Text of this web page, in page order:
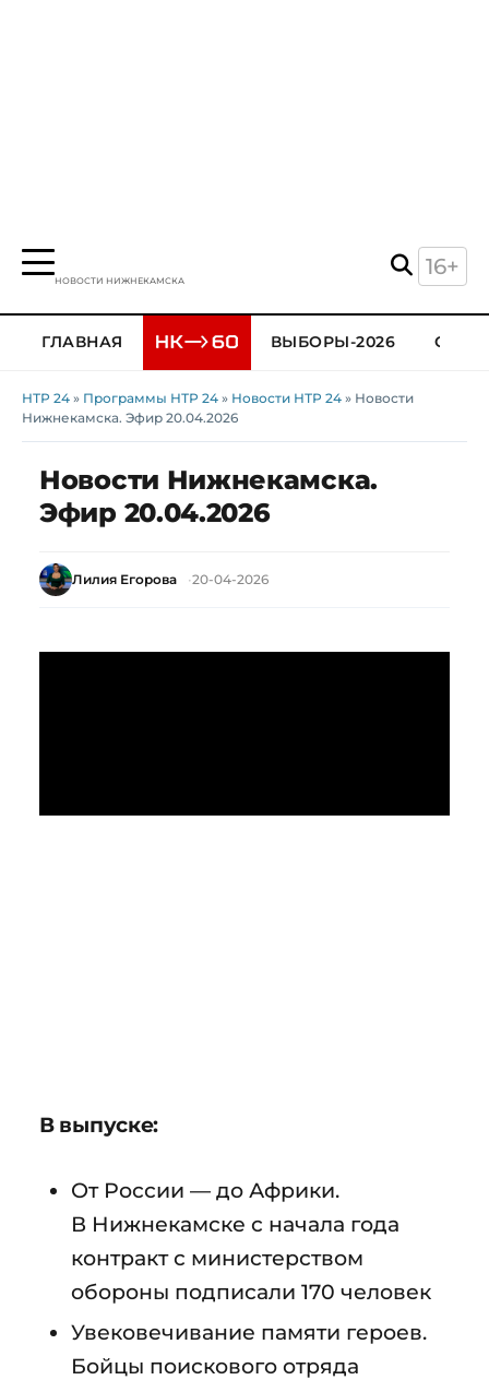
НОВОСТИ НИЖНЕКАМСКА
16+
ГЛАВНАЯ ВЫБОРЫ-2026
НТР 24 » Программы НТР 24 » Новости НТР 24 » Новости
Нижнекамска. Эфир 20.04.2026
Новости Нижнекамска.
Эфир 20.04.2026
Лилия Егорова 20-04-2026
В выпуске:
От России — до Африки.
В Нижнекамске с начала года
контракт с министерством
обороны подписали 170 человек
Увековечивание памяти героев.
Бойцы поискового отряда